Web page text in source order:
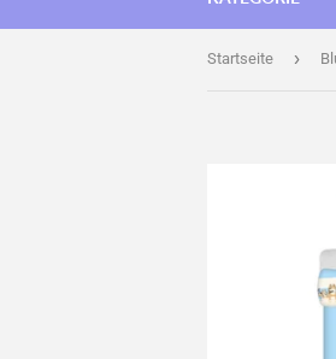
Startseite ›